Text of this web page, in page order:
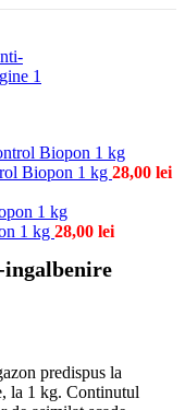
Biopon 1 kg 28,00 lei
1 kg 28,00 lei
ingalbenire
predispus la
la 1 kg. Continutul